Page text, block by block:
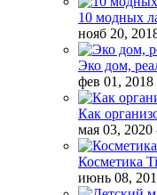
10 модных
нояб 20,
Эко дом,
фев 01, 2018
Как
мая 03, 2020
Косметика
июнь 08,